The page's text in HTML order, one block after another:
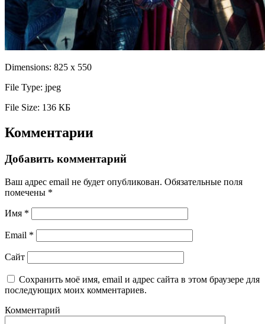
Dimensions: 825 x 550
File Type: jpeg
File Size: 136 КБ
Комментарии
Добавить комментарий
Ваш адрес email не будет опубликован. Обязательные поля
помечены *
Имя *
Email *
Сайт
Сохранить моё имя, email и адрес сайта в этом браузере для
последующих моих комментариев.
Комментарий